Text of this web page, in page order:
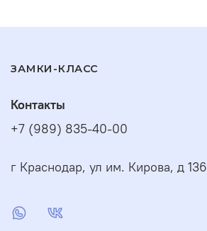
ЗАМКИ-КЛАСС
Контакты
+7 (989) 835-40-00
г Краснодар, ул им. Кирова, д 136